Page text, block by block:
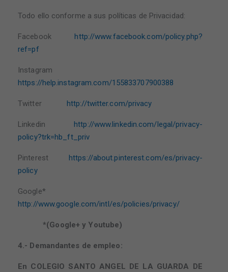
Todo ello conforme a sus políticas de Privacidad:
Facebookhttp://www.facebook.com/policy.php?
ref=pf
Instagram
https://help.instagram.com/155833707900388
Twitter http://twitter.com/privacy
Linkedinhttp://www.linkedin.com/legal/privacy-
policy?trk=hb_ft_priv
Pinteresthttps://about.pinterest.com/es/privacy-
policy
Google*
http://www.google.com/intl/es/policies/privacy/
*(Google+ y Youtube)
4.- Demandantes de empleo:
En COLEGIO SANTO ANGEL DE LA GUARDA DE